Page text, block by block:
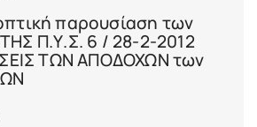
παρουσίαση των
Π.Υ.Σ. 6 / 28-2-2012
ΤΩΝ ΑΠΟΔΟΧΩΝ των